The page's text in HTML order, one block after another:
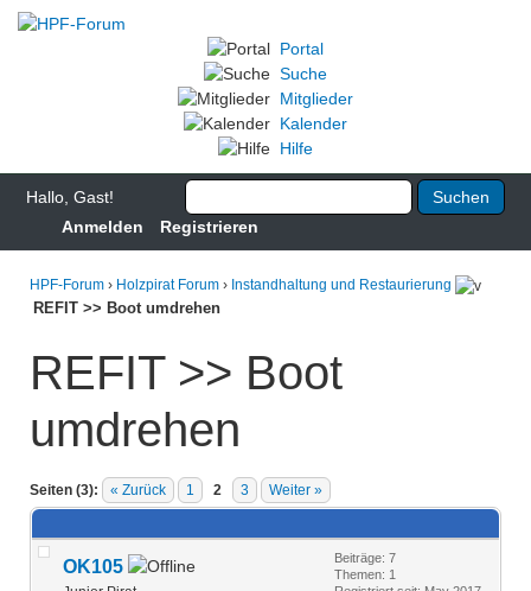
Portal
Suche
Mitglieder
Kalender
Hilfe
Hallo, Gast!
Anmelden
Registrieren
HPF-Forum › Holzpirat Forum › Instandhaltung und Restaurierung
REFIT >> Boot umdrehen
REFIT >> Boot
umdrehen
Seiten (3): « Zurück 1 2 3 Weiter »
OK105
Beiträge: 7
Themen: 1